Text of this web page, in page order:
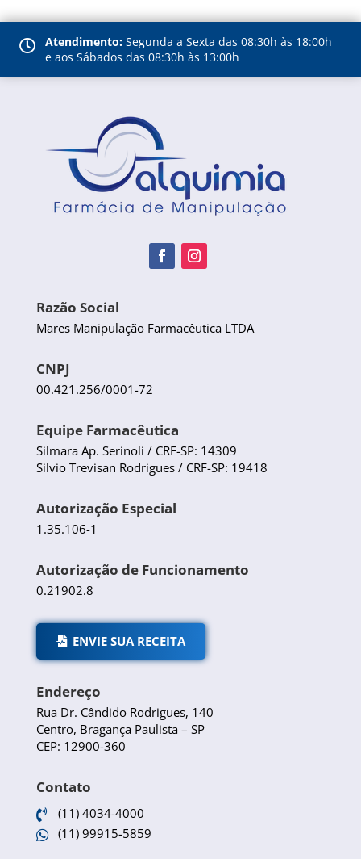
 Atendimento: Segunda a Sexta das 08:30h às 18:00h
e aos Sábados das 08:30h às 13:00h
Razão Social
Mares Manipulação Farmacêutica LTDA
CNPJ
00.421.256/0001-72
Equipe Farmacêutica
Silmara Ap. Serinoli / CRF-SP: 14309
Silvio Trevisan Rodrigues / CRF-SP: 19418
Autorização Especial
1.35.106-1
Autorização de Funcionamento
0.21902.8
ENVIE SUA RECEITA
Endereço
Rua Dr. Cândido Rodrigues, 140
Centro, Bragança Paulista – SP
CEP: 12900-360
Contato
 (11) 4034-4000
 (11) 99915-5859